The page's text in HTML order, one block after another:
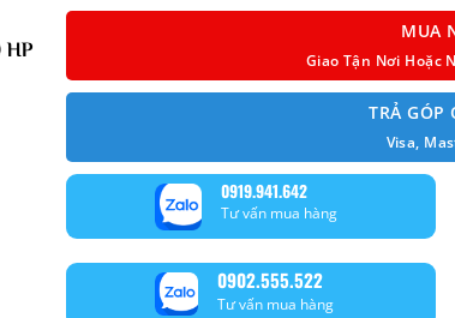
MUA
Giao Tận Nơi Hoặc
TRẢ GÓP
Visa,
0919.941.642
Tư vấn mua hàng
0902.555.522
Tư vấn mua hàng